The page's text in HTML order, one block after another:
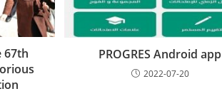
67th
PROGRES Android app
2022-07-20